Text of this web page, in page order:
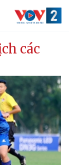
các